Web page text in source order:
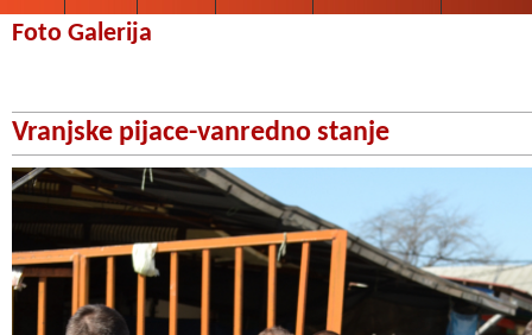
Foto Galerija
Vranjske pijace-vanredno stanje